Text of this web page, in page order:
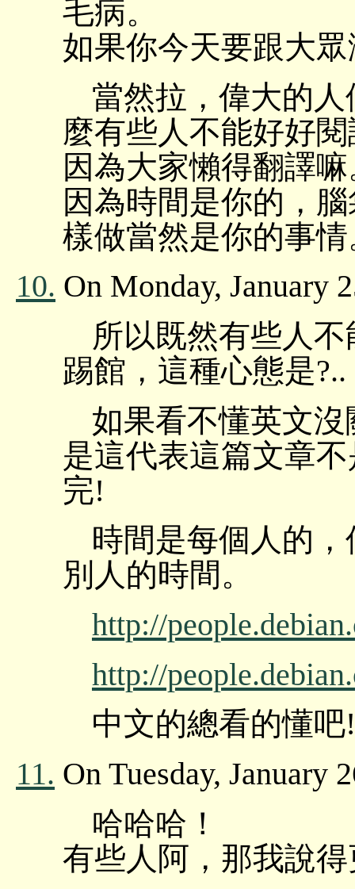
毛病。
如果你今天要跟大
當然拉，偉大的
麼有些人不能好好
因為大家懶得翻譯
因為時間是你的，
樣做當然是你的事情
10. On Monday, January
所以既然有些人
踢館，這種心態是?..
如果看不懂英文
是這代表這篇文章
完!
時間是每個人的
別人的時間。
http://
http://
中文的總看的懂
11. On Tuesday, January
哈哈哈！
有些人阿，那我說